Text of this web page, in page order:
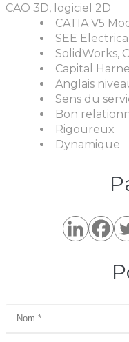
CAO 3D, logiciel 2D
CATIA V5
SEE
SolidWorks,
Capital
Anglais
Sens du
Bon
Rigoureux
Dynamique